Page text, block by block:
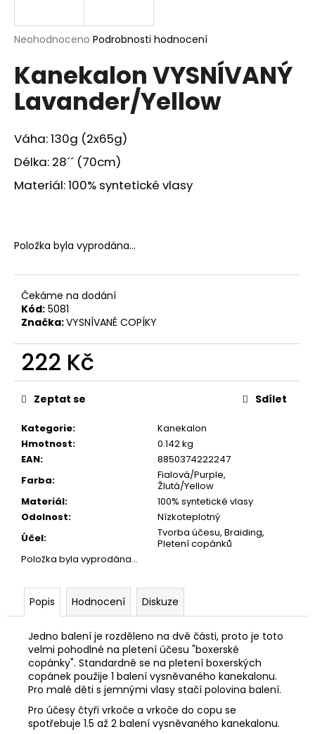
Průměrné
produktu
je
0,0
hvězdiček.
Neohodnoceno Podrobnosti hodnocení
Kanekalon VYSNÍVANÝ
Lavander/Yellow
Váha: 130g (2x65g)
Délka: 28´´ (70cm)
Materiál: 100% syntetické vlasy
Položka byla vyprodána…
Čekáme na dodání
Kód: 5081
Značka:VYSNÍVANÉ COPÍKY
222 Kč
Měrná
cena:
Kategorie:
Kanekalon
Hmotnost:
0.142 kg
EAN:
8850374222247
Farba:
Fialová/Purple,
Žlutá/Yellow
Materiál:
100% syntetické vlasy
Odolnost:
Nízkoteplotný
Účel:
Tvorba účesu, Braiding,
Pletení copánků
Položka byla vyprodána…
Zeptat se Sdílet
Popis Hodnocení Diskuze
Jedno balení je rozděleno na dvě části, proto je toto
velmi pohodlné na pletení účesu "boxerské
copánky". Standardně se na pletení boxerských
copánek použije 1 balení vysněvaného kanekalonu.
Pro malé děti s jemnými vlasy stačí polovina balení.
Pro účesy čtyři vrkoče a vrkoče do copu se
spotřebuje 1.5 až 2 balení vysněvaného kanekalonu.
j
t
?
o
p
o
u
č
j
m
e